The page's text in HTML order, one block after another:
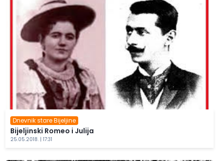
Dnevnik stare Bijeljine
Bijeljinski Romeo i Julija
25.05.2018. | 17:31